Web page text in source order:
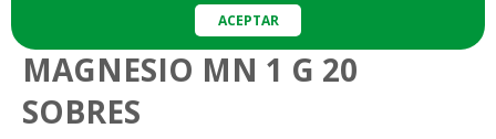
ACEPTAR
Vitaminas y suplementos
MAGNESIO MN 1 G 20
SOBRES